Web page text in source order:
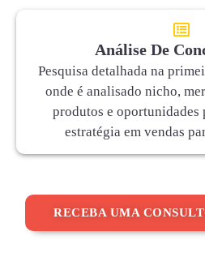
Análise De
Pesquisa detalhada na
onde é analisado nicho,
produtos e oportunidades
estratégia em vendas
RECEBA UMA